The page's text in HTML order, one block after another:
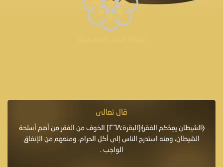
قال تعالى
﴿الشيطان يعِدُكم الفقر﴾[البقرة:٢٦٨] الخوف من الفقر من أهم أسلحة
الشيطان، ومنه استدرج الناس إلى أكل الحرام، ومنعهم من الإنفاق
الواجب .